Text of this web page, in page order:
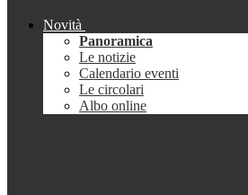
Novità
Panoramica
Le notizie
Calendario eventi
Le circolari
Albo online